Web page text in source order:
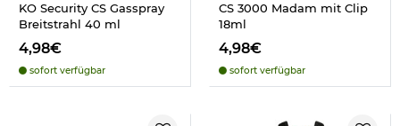
KO Security CS Gasspray
Breitstrahl 40 ml
4,98€
sofort verfügbar
CS 3000 Madam mit Clip
18ml
4,98€
sofort verfügbar